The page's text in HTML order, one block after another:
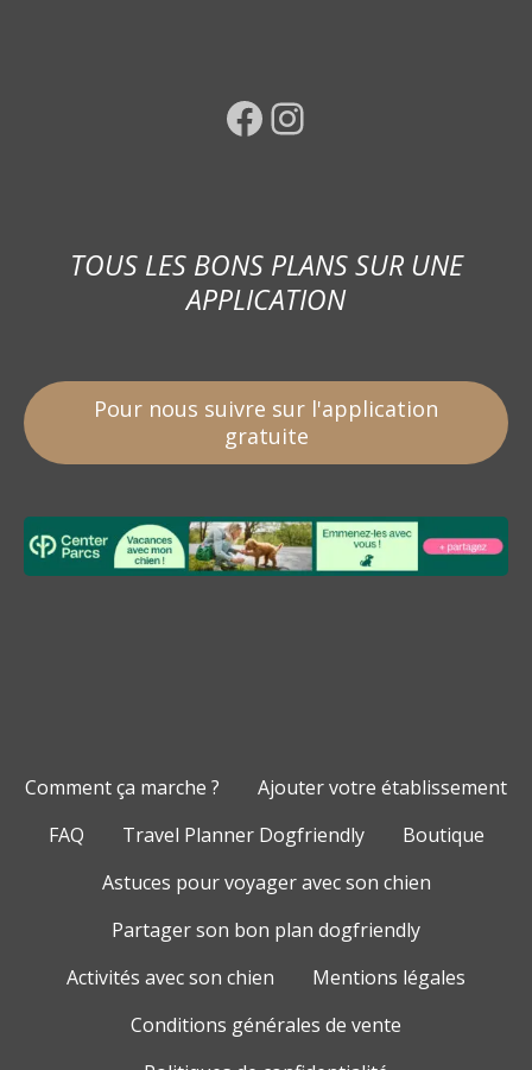
Facebook Instagram
TOUS LES BONS PLANS SUR UNE
APPLICATION
Pour nous suivre sur l'application
gratuite
Comment ça marche ?
Ajouter votre établissement
FAQ
Travel Planner Dogfriendly
Boutique
Astuces pour voyager avec son chien
Partager son bon plan dogfriendly
Activités avec son chien
Mentions légales
Conditions générales de vente